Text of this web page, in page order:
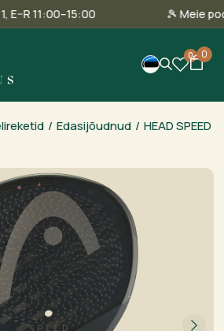
1, E–R 11:00–15:00 🎾
0 0
/ Edasijõudnud / HEAD SPEED